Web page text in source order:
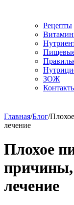
Рецепты
ЗОЖ
Главная/Блог/
лечение
Плохое
лечение